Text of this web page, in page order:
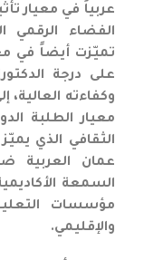
عربياً في معيار
الفضاء الرقمي
تميّزت أيضاً في
على درجة
معيار الطلبة
الثقافي الذي
السمعة
مؤسسات
والإقليمي.